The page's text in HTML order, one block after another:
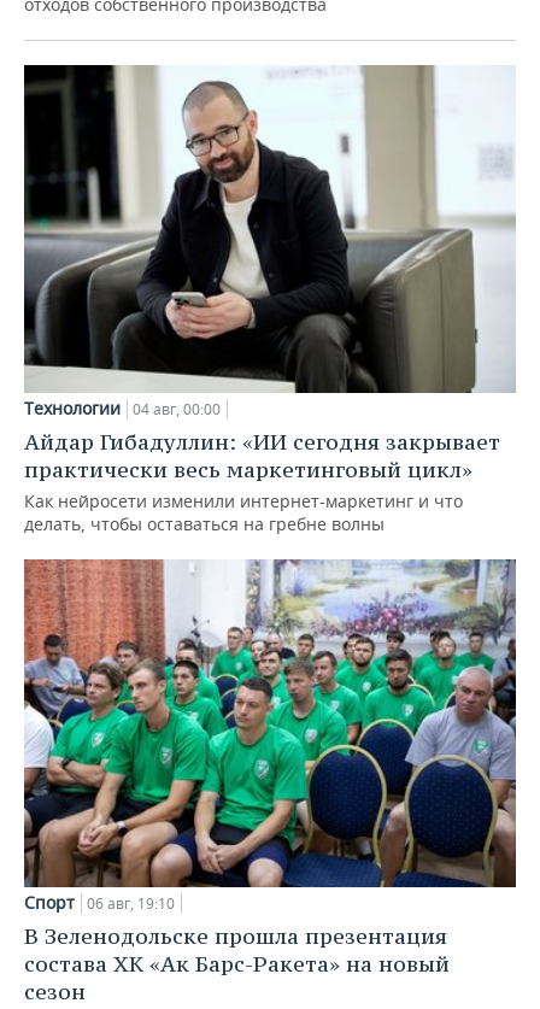
отходов собственного производства
Технологии 04 авг, 00:00
Айдар Гибадуллин: «ИИ сегодня закрывает
практически весь маркетинговый цикл»
Как нейросети изменили интернет-маркетинг и что
делать, чтобы оставаться на гребне волны
Спорт 06 авг, 19:10
В Зеленодольске прошла презентация
состава ХК «Ак Барс-Ракета» на новый
сезон